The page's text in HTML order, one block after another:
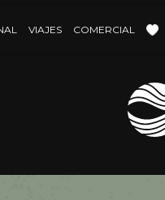
VIAJES COMERCIAL